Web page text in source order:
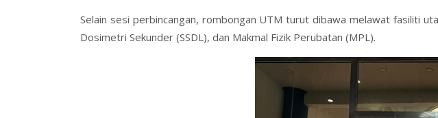
Selain sesi perbincangan, rombongan UTM turut dibawa melawat fasiliti
Dosimetri Sekunder (SSDL), dan Makmal Fizik Perubatan (MPL).